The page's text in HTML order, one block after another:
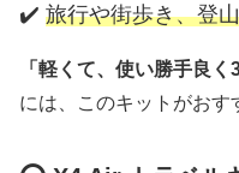
✔️ 旅行や街歩き、登
「軽くて、使い勝手良く
には、このキットがおす